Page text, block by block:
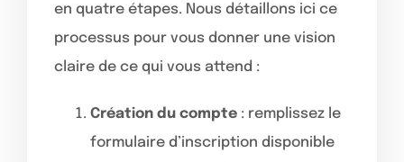
en quatre étapes. Nous détaillons ici ce
processus pour vous donner une vision
claire de ce qui vous attend :
Création du compte : remplissez le
formulaire d’inscription disponible